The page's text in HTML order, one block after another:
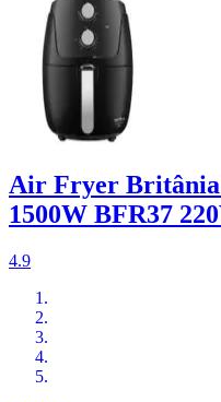
Air Fryer Britânia
1500W BFR37
4.9